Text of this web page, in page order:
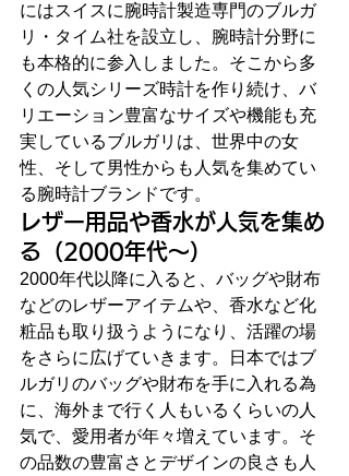
にはスイスに腕時計製造専門のブルガ
リ・タイム社を設立し、腕時計分野に
も本格的に参入しました。そこから多
くの人気シリーズ時計を作り続け、バ
リエーション豊富なサイズや機能も充
実しているブルガリは、世界中の女
性、そして男性からも人気を集めてい
る腕時計ブランドです。
レザー用品や香水が人気を集め
る（2000年代～）
2000年代以降に入ると、バッグや財布
などのレザーアイテムや、香水など化
粧品も取り扱うようになり、活躍の場
をさらに広げていきます。日本ではブ
ルガリのバッグや財布を手に入れる為
に、海外まで行く人もいるくらいの人
気で、愛用者が年々増えています。そ
の品数の豊富さとデザインの良さも人